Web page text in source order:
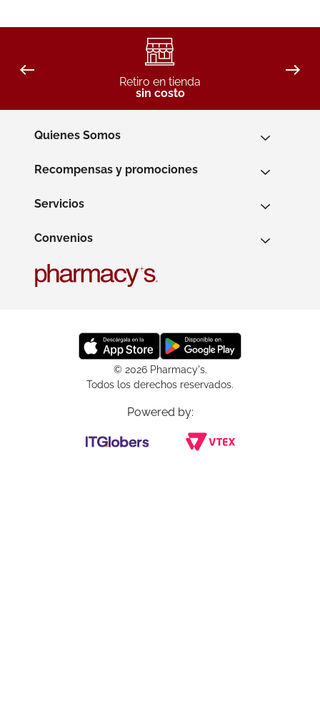
Retiro en tienda
sin costo
Quienes Somos
Recompensas y promociones
Servicios
Convenios
© 2026 Pharmacy's.
Todos los derechos reservados.
Powered by: